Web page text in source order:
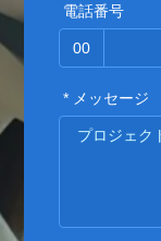
電話番号
00
* メッセージ